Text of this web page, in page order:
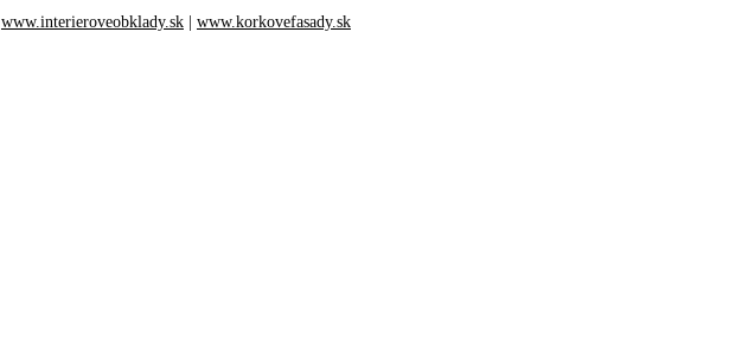
www.interieroveobklady.sk| www.korkovefasady.sk